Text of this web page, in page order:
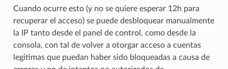
Cuando ocurre esto (y no se quiere esperar 12h para
recuperar el acceso) se puede desbloquear manualmente
la IP tanto desde el panel de control, como desde la
consola, con tal de volver a otorgar acceso a cuentas
legitimas que puedan haber sido bloqueadas a causa de